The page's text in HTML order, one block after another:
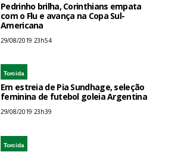
Pedrinho brilha, Corinthians empata
com o Flu e avança na Copa Sul-
Americana
29/08/2019 23h54
Torcida
Em estreia de Pia Sundhage, seleção
feminina de futebol goleia Argentina
29/08/2019 23h39
Torcida